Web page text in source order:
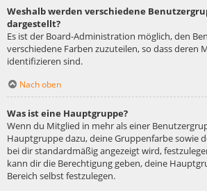
Weshalb werden verschiedene
dargestellt?
Es ist der Board-Administration möglich, den
verschiedene Farben zuzuteilen, so dass deren
identifizieren sind.
Nach oben
Was ist eine Hauptgruppe?
Wenn du Mitglied in mehr als einer
Hauptgruppe dazu, deine Gruppenfarbe sowie
bei dir standardmäßig angezeigt wird,
kann dir die Berechtigung geben, deine
Bereich selbst festzulegen.